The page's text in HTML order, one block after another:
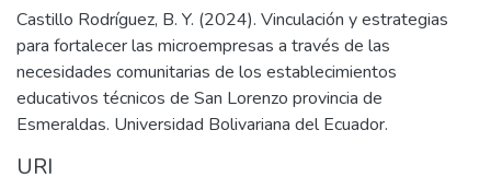
Castillo Rodríguez, B. Y. (2024). Vinculación y estrategias
para fortalecer las microempresas a través de las
necesidades comunitarias de los establecimientos
educativos técnicos de San Lorenzo provincia de
Esmeraldas. Universidad Bolivariana del Ecuador.
URI